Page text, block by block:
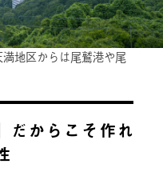
地区からは尾鷲港や尾
だからこそ作れ